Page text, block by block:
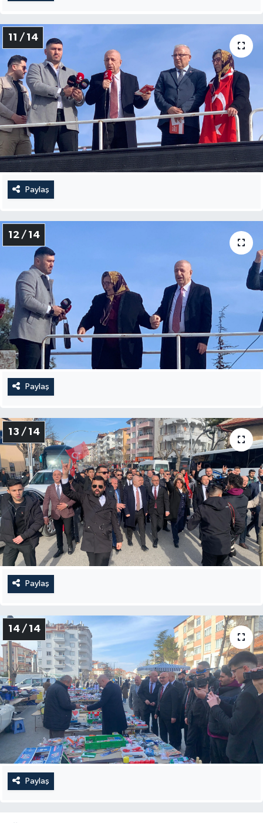
11 / 14
Paylaş
12 / 14
Paylaş
13 / 14
Paylaş
14 / 14
Paylaş